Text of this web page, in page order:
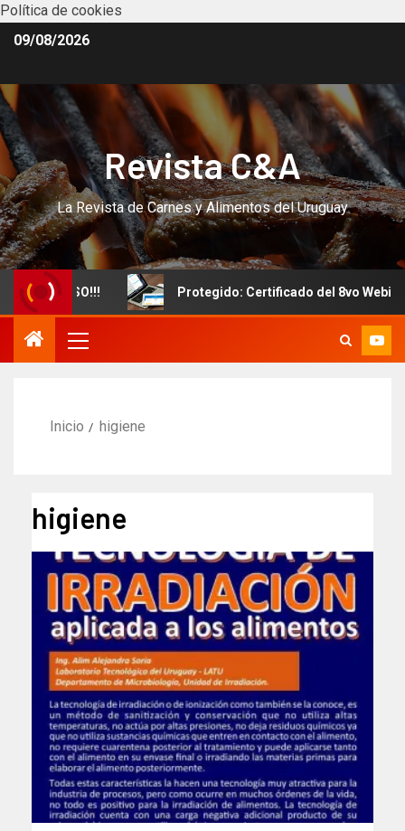
Política de cookies
09/08/2026
Revista C&A
La Revista de Carnes y Alimentos del Uruguay
CURSO!!! Protegido: Certificado del 8vo Webinar
Inicio higiene
higiene